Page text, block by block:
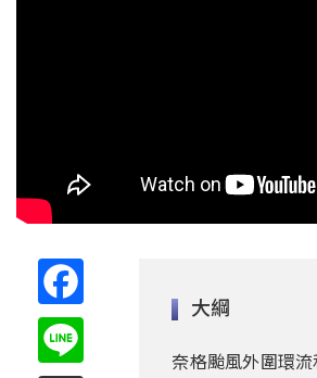
大綱
奈格颱風外圍環